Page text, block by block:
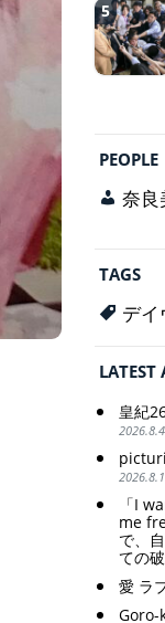
5
PEOPLE
奈良
TAGS
デイ
LATEST
皇紀
2026.8.4
2026.8.1
「I
me
で、
ての
愛 ラ